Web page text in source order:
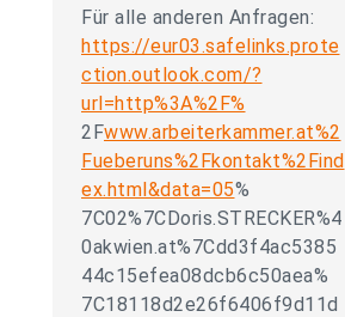
Für alle anderen Anfragen:
https://eur03.safelinks.prote
ction.outlook.com/?
url=http%3A%2F%
2Fwww.arbeiterkammer.at%2
Fueberuns%2Fkontakt%2Find
ex.html&data=05%
7C02%7CDoris.STRECKER%4
0akwien.at%7Cdd3f4ac5385
44c15efea08dcb6c50aea%
7C18118d2e26f6406f9d11d